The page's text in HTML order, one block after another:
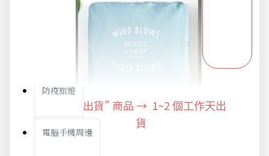
畢業狂歡季
防疫旅遊
電腦手機周邊
"快速出貨" 商品 → 1~2 個工作天出
貨